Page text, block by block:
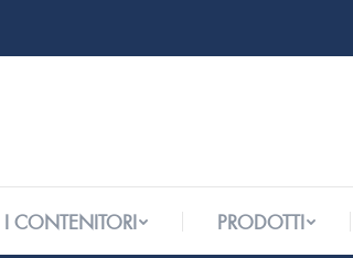
I CONTENITORI PRODOTTI